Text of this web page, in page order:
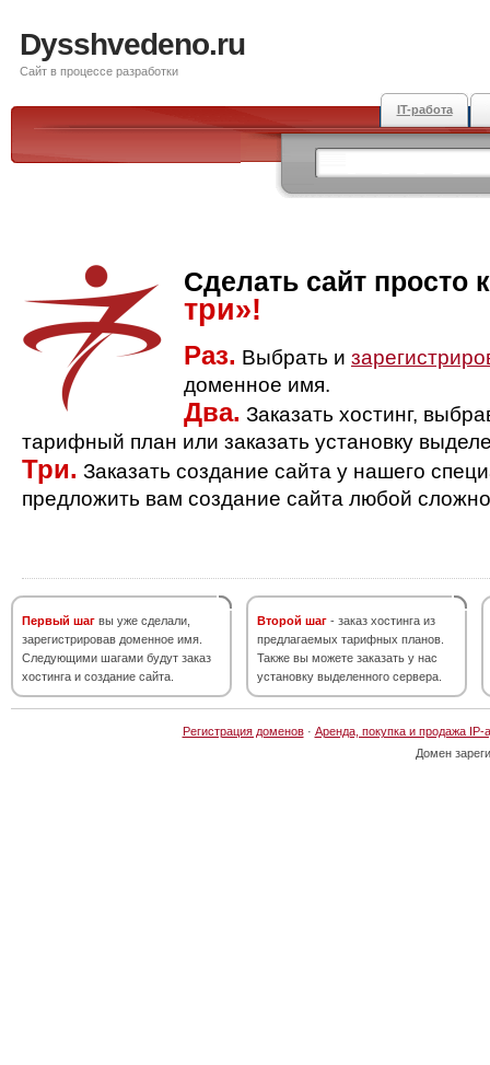
Dysshvedeno.ru
Сайт в процессе разработки
IT-работа
Сделать сайт просто
три»!
Раз. Выбрать и
доменное имя.
Два. Заказать хостинг,
тарифный план или заказать установку
Три. Заказать создание сайта у нашего
предложить вам создание сайта любой
Первый шаг вы уже сделали,
зарегистрировав доменное имя.
Следующими шагами будут заказ
хостинга и создание сайта.
Второй шаг - заказ хостинга из
предлагаемых тарифных планов.
Также вы можете заказать у нас
установку выделенного сервера.
Регистрация доменов· Аренда, покупка и продажа IP-
Домен